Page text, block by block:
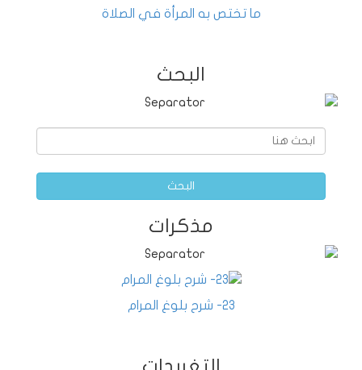
ما تختص به المرأة في الصلاة
البحث
البحث
مذكرات
23- شرح بلوغ المرام